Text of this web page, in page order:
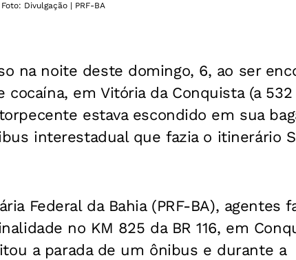
Divulgação | PRF-BA
na noite deste domingo, 6, ao ser
em Vitória da Conquista (a 532
estava escondido em sua
interestadual que fazia o itinerário
Federal da Bahia (PRF-BA), agentes
no KM 825 da BR 116, em
a parada de um ônibus e durante a